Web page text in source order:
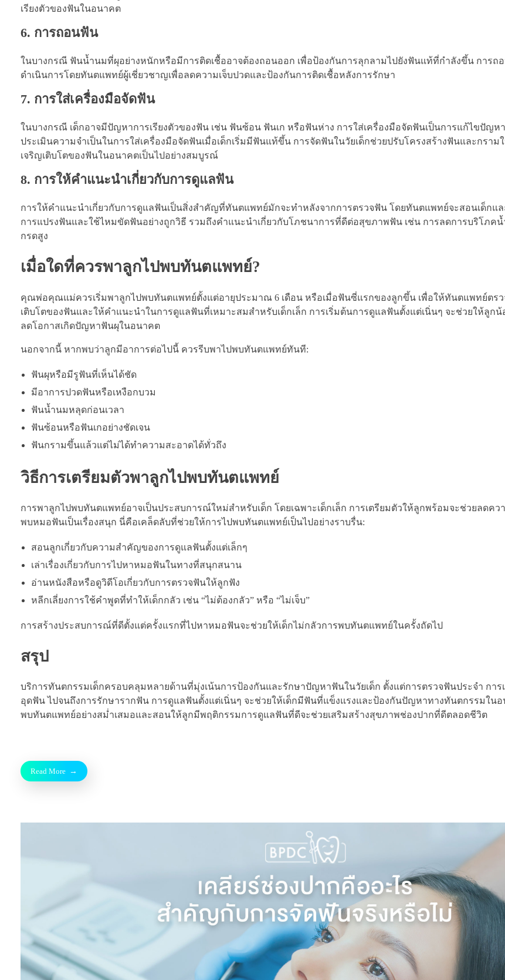
เรียงตัวของฟันในอนาคต
6. การถอนฟัน
ในบางกรณี ฟันน้ำนมที่ผุอย่างหนักหรือมีการติดเชื้ออาจต้องถอนออก เพื่อป้องกันการลุกลามไปยังฟันแท้ที่กำลังขึ้น การถ
ดำเนินการโดยทันตแพทย์ผู้เชี่ยวชาญเพื่อลดความเจ็บปวดและป้องกันการติดเชื้อหลังการรักษา
7. การใส่เครื่องมือจัดฟัน
ในบางกรณี เด็กอาจมีปัญหาการเรียงตัวของฟัน เช่น ฟันซ้อน ฟันเก หรือฟันห่าง การใส่เครื่องมือจัดฟันเป็นการแก้ไขปัญห
ประเมินความจำเป็นในการใส่เครื่องมือจัดฟันเมื่อเด็กเริ่มมีฟันแท้ขึ้น การจัดฟันในวัยเด็กช่วยปรับโครงสร้างฟันและกราม
เจริญเติบโตของฟันในอนาคตเป็นไปอย่างสมบูรณ์
8. การให้คำแนะนำเกี่ยวกับการดูแลฟัน
การให้คำแนะนำเกี่ยวกับการดูแลฟันเป็นสิ่งสำคัญที่ทันตแพทย์มักจะทำหลังจากการตรวจฟัน โดยทันตแพทย์จะสอนเด็ก
การแปรงฟันและใช้ไหมขัดฟันอย่างถูกวิธี รวมถึงคำแนะนำเกี่ยวกับโภชนาการที่ดีต่อสุขภาพฟัน เช่น การลดการบริโภค
กรดสูง
เมื่อใดที่ควรพาลูกไปพบทันตแพทย์?
คุณพ่อคุณแม่ควรเริ่มพาลูกไปพบทันตแพทย์ตั้งแต่อายุประมาณ 6 เดือน หรือเมื่อฟันซี่แรกของลูกขึ้น เพื่อให้ทันตแพทย์ตรว
เติบโตของฟันและให้คำแนะนำในการดูแลฟันที่เหมาะสมสำหรับเด็กเล็ก การเริ่มต้นการดูแลฟันตั้งแต่เนิ่นๆ จะช่วยให้ลูก
ลดโอกาสเกิดปัญหาฟันผุในอนาคต
นอกจากนี้ หากพบว่าลูกมีอาการต่อไปนี้ ควรรีบพาไปพบทันตแพทย์ทันที:
ฟันผุหรือมีรูฟันที่เห็นได้ชัด
มีอาการปวดฟันหรือเหงือกบวม
ฟันน้ำนมหลุดก่อนเวลา
ฟันซ้อนหรือฟันเกอย่างชัดเจน
ฟันกรามขึ้นแล้วแต่ไม่ได้ทำความสะอาดได้ทั่วถึง
วิธีการเตรียมตัวพาลูกไปพบทันตแพทย์
การพาลูกไปพบทันตแพทย์อาจเป็นประสบการณ์ใหม่สำหรับเด็ก โดยเฉพาะเด็กเล็ก การเตรียมตัวให้ลูกพร้อมจะช่วยลดคว
พบหมอฟันเป็นเรื่องสนุก นี่คือเคล็ดลับที่ช่วยให้การไปพบทันตแพทย์เป็นไปอย่างราบรื่น:
สอนลูกเกี่ยวกับความสำคัญของการดูแลฟันตั้งแต่เล็กๆ
เล่าเรื่องเกี่ยวกับการไปหาหมอฟันในทางที่สนุกสนาน
อ่านหนังสือหรือดูวิดีโอเกี่ยวกับการตรวจฟันให้ลูกฟัง
หลีกเลี่ยงการใช้คำพูดที่ทำให้เด็กกลัว เช่น “ไม่ต้องกลัว” หรือ “ไม่เจ็บ”
การสร้างประสบการณ์ที่ดีตั้งแต่ครั้งแรกที่ไปหาหมอฟันจะช่วยให้เด็กไม่กลัวการพบทันตแพทย์ในครั้งถัดไป
สรุป
บริการทันตกรรมเด็กครอบคลุมหลายด้านที่มุ่งเน้นการป้องกันและรักษาปัญหาฟันในวัยเด็ก ตั้งแต่การตรวจฟันประจำ การ
อุดฟัน ไปจนถึงการรักษารากฟัน การดูแลฟันตั้งแต่เนิ่นๆ จะช่วยให้เด็กมีฟันที่แข็งแรงและป้องกันปัญหาทางทันตกรรมในอ
พบทันตแพทย์อย่างสม่ำเสมอและสอนให้ลูกมีพฤติกรรมการดูแลฟันที่ดีจะช่วยเสริมสร้างสุขภาพช่องปากที่ดีตลอดชีวิต
Read More